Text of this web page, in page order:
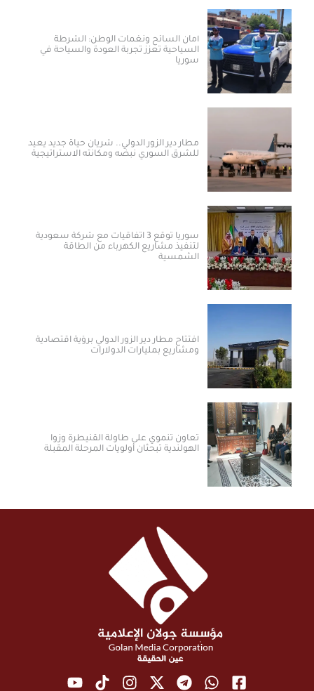
أمان السائح ونغمات الوطن: الشرطة
السياحية تعزز تجربة العودة والسياحة في
مطار دير الزور الدولي.. شريان حياة جديد يعيد
للشرق السوري نبضه ومكانته الاستراتيجية
سوريا توقع 3 اتفاقيات مع شركة سعودية
لتنفيذ مشاريع الكهرباء من الطاقة
الشمسية
افتتاح مطار دير الزور الدولي برؤية اقتصادية
ومشاريع بمليارات الدولارات ​
تعاون تنموي على طاولة القنيطرة وزوا
الهولندية تبحثان أولويات المرحلة المقبلة